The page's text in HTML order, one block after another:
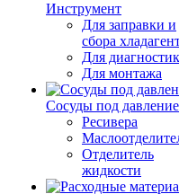
Инструмент
Для заправки и
сбора
Для
Для монтажа
Сосуды под
Ресивера
Отделитель
жидкости